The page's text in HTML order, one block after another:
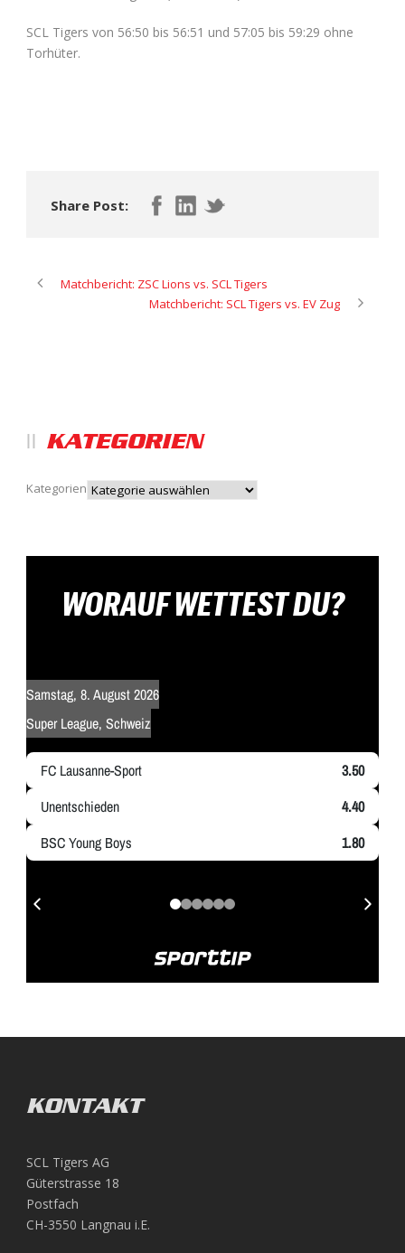
SCL Tigers von 56:50 bis 56:51 und 57:05 bis 59:29 ohne
Torhüter.
Share Post:
Matchbericht: ZSC Lions vs. SCL Tigers
Matchbericht: SCL Tigers vs. EV Zug
KATEGORIEN
Kategorien
KONTAKT
SCL Tigers AG
Güterstrasse 18
Postfach
CH-3550 Langnau i.E.